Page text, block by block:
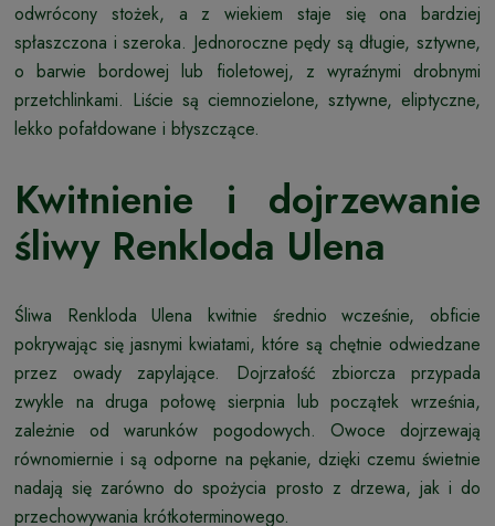
odwrócony stożek, a z wiekiem staje się ona bardziej
spłaszczona i szeroka. Jednoroczne pędy są długie, sztywne,
o barwie bordowej lub fioletowej, z wyraźnymi drobnymi
przetchlinkami. Liście są ciemnozielone, sztywne, eliptyczne,
lekko pofałdowane i błyszczące.
Kwitnienie i dojrzewanie
śliwy Renkloda Ulena
Śliwa Renkloda Ulena kwitnie średnio wcześnie, obficie
pokrywając się jasnymi kwiatami, które są chętnie odwiedzane
przez owady zapylające. Dojrzałość zbiorcza przypada
zwykle na druga połowę sierpnia lub początek września,
zależnie od warunków pogodowych. Owoce dojrzewają
równomiernie i są odporne na pękanie, dzięki czemu świetnie
nadają się zarówno do spożycia prosto z drzewa, jak i do
przechowywania krótkoterminowego.